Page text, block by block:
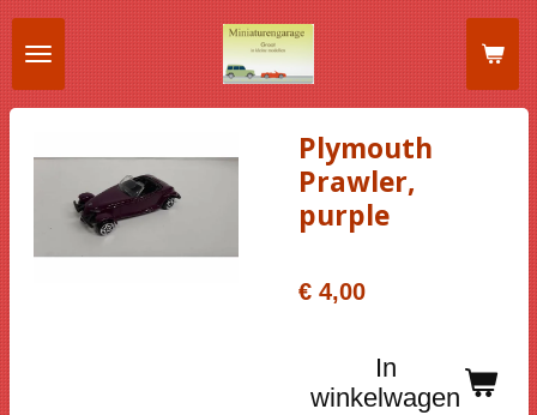
Ga
direct
naar
de
Plymouth
Prawler,
purple
€ 4,00
In
winkelwagen